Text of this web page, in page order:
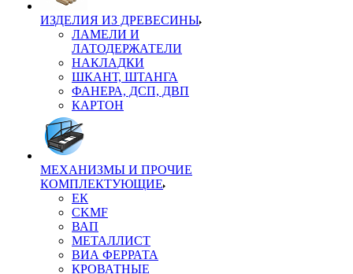
ИЗДЕЛИЯ ИЗ ДРЕВЕСИНЫ
ЛАМЕЛИ И
ЛАТОДЕРЖАТЕЛИ
НАКЛАДКИ
ШКАНТ, ШТАНГА
ФАНЕРА, ДСП, ДВП
КАРТОН
МЕХАНИЗМЫ И ПРОЧИЕ
КОМПЛЕКТУЮЩИЕ
ЕК
CKMF
ВАП
МЕТАЛЛИСТ
ВИА ФЕРРАТА
КРОВАТНЫЕ